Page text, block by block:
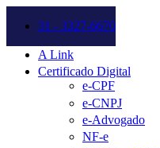
31 - 3327-6670
A Link
Certificado Digital
e-CPF
e-CNPJ
e-Advogado
NF-e